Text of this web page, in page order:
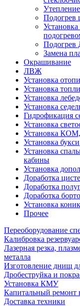
Подогрев
Подогрев
Замена
Окрашивание
ЛВЖ
Установка
Установка
Установка
Установка
Гидрофикация
Установка
Установка
Установка
Установка
кабины
Установка
Доработка
Доработка
Доработка
Установка
Прочее
Переоборудование
Калибровка
Лазерная резка,
металла
Изготовление днищ
Дробеструйка и
Установка КМУ
Капитальный ремонт
Доставка техники